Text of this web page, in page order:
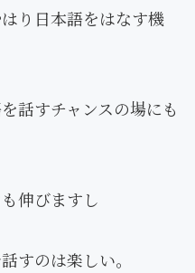
り日本語をはなす機
話すチャンスの場にも
伸びますし
すのは楽しい。